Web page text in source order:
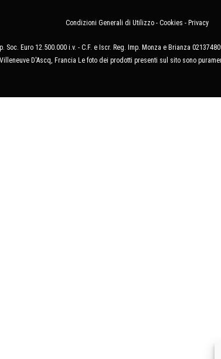
Condizioni Generali di Utilizzo - Cookies - Privacy
Euro 12.500.000 i.v. - C.F. e Iscr. Reg. Imp. Monza e Brianza
Villeneuve D'Ascq, Francia Le foto dei prodotti presenti sul sito sono